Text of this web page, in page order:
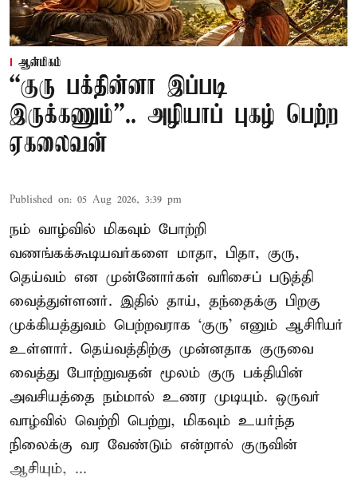
ஆன்மிகம்
“குரு பக்தின்னா இப்படி
இருக்கணும்”.. அழியாப் புகழ் பெற்ற
ஏகலைவன்
Published on: 05 Aug 2026, 3:39 pm
நம் வாழ்வில் மிகவும் போற்றி
வணங்கக்கூடியவர்களை மாதா, பிதா, குரு,
தெய்வம் என முன்னோர்கள் வரிசைப் படுத்தி
வைத்துள்ளனர். இதில் தாய், தந்தைக்கு பிறகு
முக்கியத்துவம் பெற்றவராக ‘குரு’ எனும் ஆசிரியர்
உள்ளார். தெய்வத்திற்கு முன்னதாக குருவை
வைத்து போற்றுவதன் மூலம் குரு பக்தியின்
அவசியத்தை நம்மால் உணர முடியும். ஒருவர்
வாழ்வில் வெற்றி பெற்று, மிகவும் உயர்ந்த
நிலைக்கு வர வேண்டும் என்றால் குருவின்
ஆசியும், ...